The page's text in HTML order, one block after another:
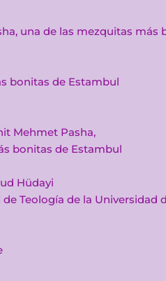
una de las mezquitas más
bonitas de Estambul
Mehmet Pasha,
bonitas de Estambul
Hüdayi
Teología de la Universidad